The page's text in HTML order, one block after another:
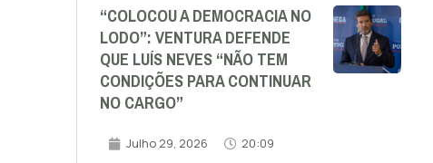
“COLOCOU A DEMOCRACIA NO
LODO”: VENTURA DEFENDE
QUE LUÍS NEVES “NÃO TEM
CONDIÇÕES PARA CONTINUAR
NO CARGO”
Julho 29, 2026 20:09